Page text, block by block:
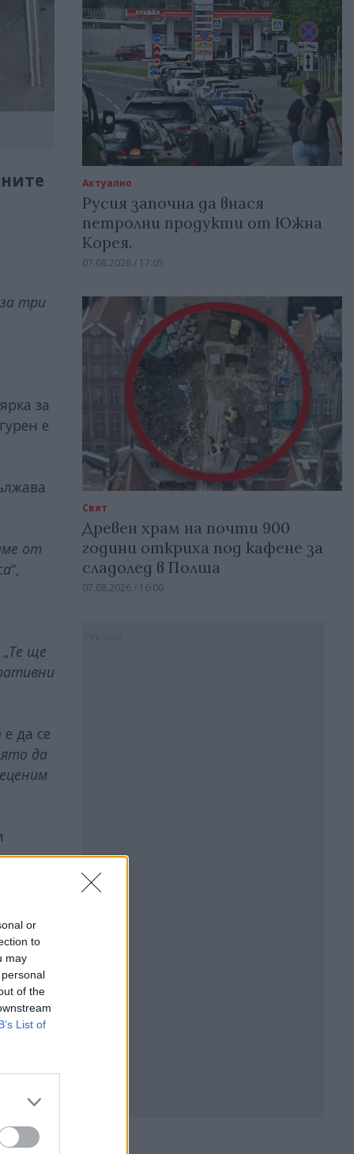
or
to
may
of the
List of
три
за
е
от
“,
Те ще
да се
да
Актуално
Русия започна да внася
петролни продукти от Южна
Корея.
07.08.2026 / 17:05
Свят
Древен храм на почти 900
години откриха под кафене за
сладолед в Полша
07.08.2026 / 16:00